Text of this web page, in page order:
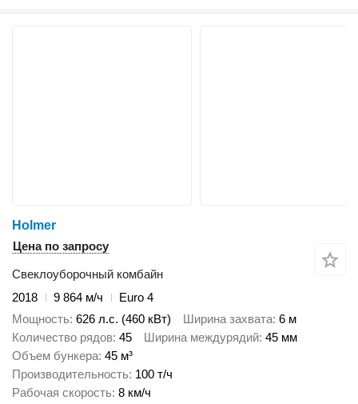
Holmer
Цена по запросу
Свеклоуборочный комбайн
2018
9 864 м/ч
Euro 4
Мощность 626 л.с. (460 кВт) Ширина захвата 6 м
Количество рядов 45 Ширина междурядий 45 мм
Объем бункера 45 м³
Производительность 100 т/ч
Рабочая скорость 8 км/ч